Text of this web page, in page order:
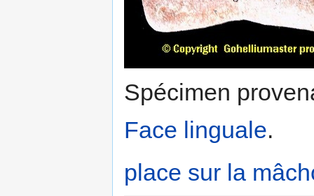
Spécimen
Face linguale.
place sur la